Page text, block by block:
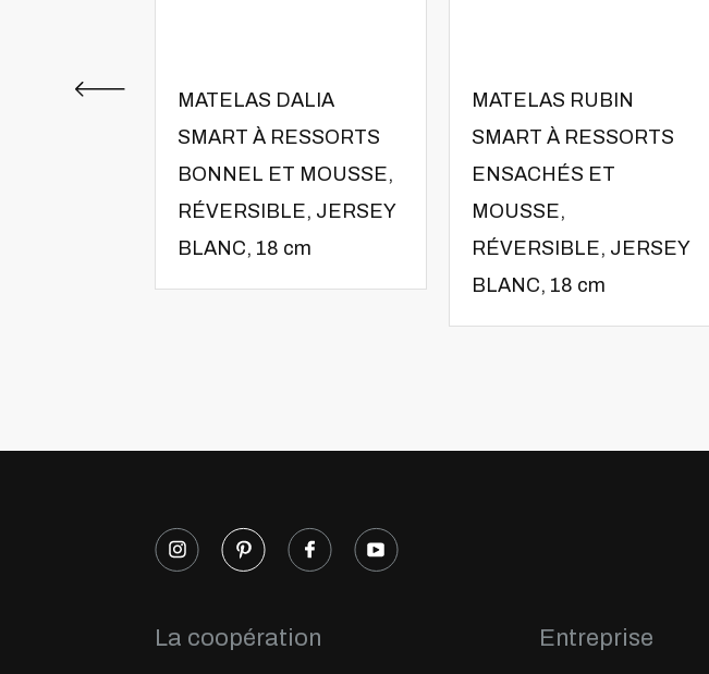
MATELAS DALIA
SMART À RESSORTS
BONNEL ET MOUSSE,
RÉVERSIBLE, JERSEY
BLANC, 18 cm
MATELAS RUBIN
SMART À RESSORTS
ENSACHÉS ET
MOUSSE,
RÉVERSIBLE, JERSEY
BLANC, 18 cm
La coopération Entreprise